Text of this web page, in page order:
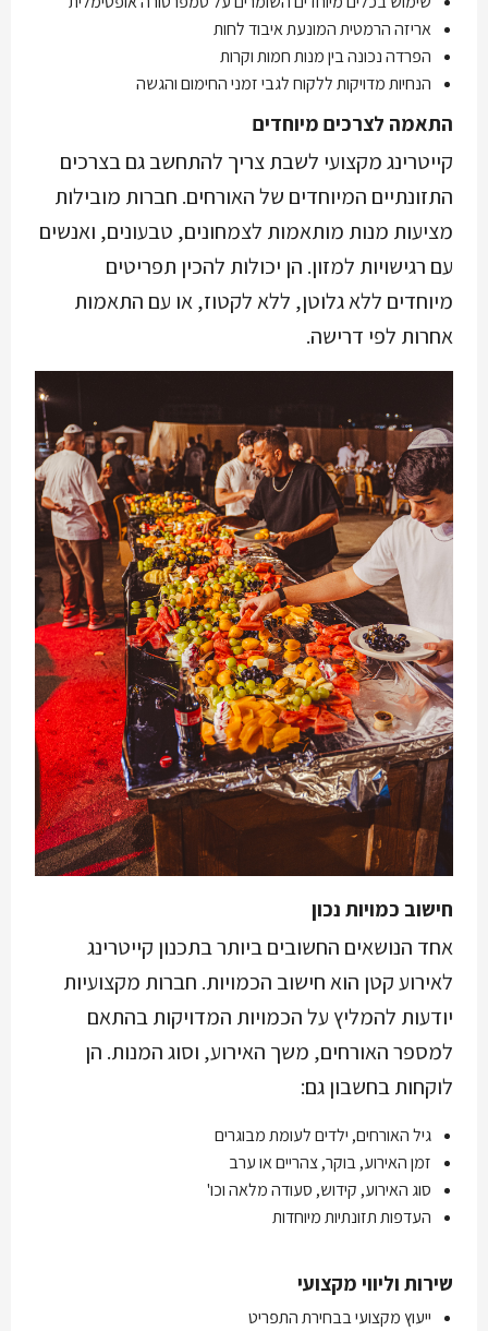
אריזה הרמטית המונעת איבוד לחות
הפרדה נכונה בין מנות חמות וקרות
הנחיות מדויקות ללקוח לגבי זמני החימום והגשה
התאמה לצרכים מיוחדים
קייטרינג מקצועי לשבת צריך להתחשב גם בצרכים
התזונתיים המיוחדים של האורחים. חברות מובילות
מציעות מנות מותאמות לצמחונים, טבעונים, ואנשים
עם רגישויות למזון. הן יכולות להכין תפריטים
מיוחדים ללא גלוטן, ללא לקטוז, או עם התאמות
אחרות לפי דרישה.
חישוב כמויות נכון
אחד הנושאים החשובים ביותר בתכנון קייטרינג
לאירוע קטן הוא חישוב הכמויות. חברות מקצועיות
יודעות להמליץ על הכמויות המדויקות בהתאם
למספר האורחים, משך האירוע, וסוג המנות. הן
לוקחות בחשבון גם:
גיל האורחים, ילדים לעומת מבוגרים
זמן האירוע, בוקר, צהריים או ערב
סוג האירוע, קידוש, סעודה מלאה וכו'
העדפות תזונתיות מיוחדות
שירות וליווי מקצועי
ייעוץ מקצועי בבחירת התפריט